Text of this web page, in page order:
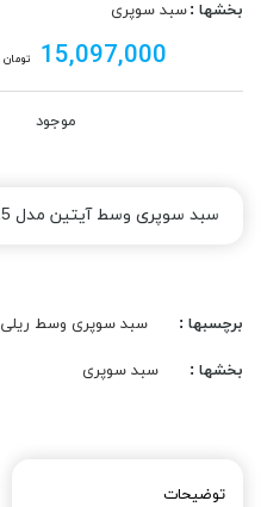
بخشها :سبد سوپری
15,097,000 تومان
موجود
سبد سوپری وسط آیتین مدل 200215 شش طبقه کد 141
برچسبها : سبد سوپری وسط ریلی
بخشها : سبد سوپری
توضیحات